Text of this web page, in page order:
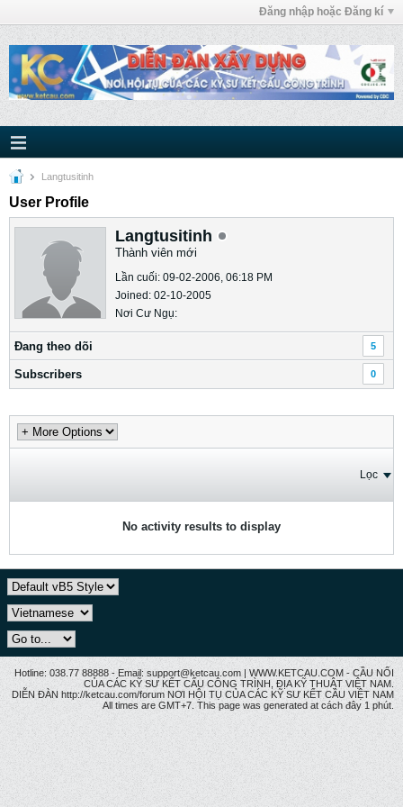
Đăng nhập hoặc Đăng kí
Langtusitinh
User Profile
Langtusitinh
Thành viên mới
Lần cuối: 09-02-2006, 06:18 PM
Joined: 02-10-2005
Nơi Cư Ngụ:
Ðang theo dõi 5
Subscribers 0
Lọc
No activity results to display
Hotline: 038.77 88888 - Email: support@ketcau.com | WWW.KETCAU.COM - CẦU NỐI
CỦA CÁC KỸ SƯ KẾT CẤU CÔNG TRÌNH, ĐỊA KỸ THUẬT VIỆT NAM.
DIỄN ĐÀN http://ketcau.com/forum NƠI HỘI TỤ CỦA CÁC KỸ SƯ KẾT CÂU VIỆT NAM
All times are GMT+7. This page was generated at cách đây 1 phút.